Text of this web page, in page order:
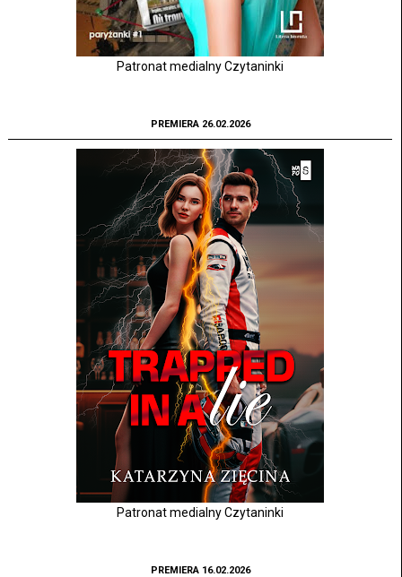
Patronat medialny Czytaninki
PREMIERA 26.02.2026
Patronat medialny Czytaninki
PREMIERA 16.02.2026